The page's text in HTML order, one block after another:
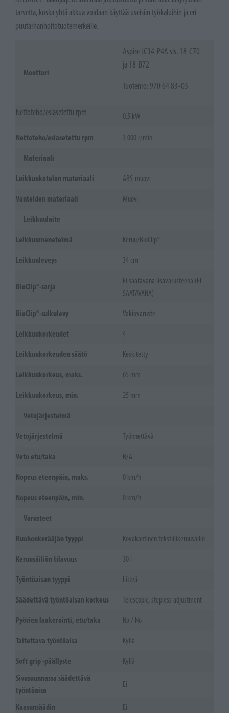
tarvetta, koska yhtä akkua voidaan käyttää useisiin työkaluihin ja eri
puutarhanhoitotuotemerkeille.
Moottori
Aspire LC34-P4A sis. 18-C70
ja 18-B72
Tuotenro: 970 64 83‑03
Nettoteho/esiasetettu rpm 0,5 kW
Nettoteho/esiasetettu rpm 3 000 r/min
Materiaali
Leikkuukotelon materiaali ABS-muovi
Vanteiden materiaali Muovi
Leikkuulaite
Leikkuumenetelmä Keruu/BioClip®
Leikkuuleveys 34 cm
BioClip®-sarja
Ei saatavana lisävarusteena (EI
SAATAVANA)
BioClip®-sulkulevy Vakiovaruste
Leikkuukorkeudet 4
Leikkuukorkeuden säätö Keskitetty
Leikkuukorkeus, maks. 65 mm
Leikkuukorkeus, min. 25 mm
Vetojärjestelmä
Vetojärjestelmä Työnnettävä
Veto etu/taka N/A
Nopeus eteenpäin, maks. 0 km/h
Nopeus eteenpäin, min. 0 km/h
Varusteet
Ruohonkerääjän tyyppi Kovakantinen tekstiilikeruusäiliö
Keruusäiliön tilavuus 30 l
Työntöaisan tyyppi Litteä
Säädettävä työntöaisan korkeus Telescopic, stepless adjustment
Pyörien laakerointi, etu/taka No / No
Taitettava työntöaisa Kyllä
Soft grip -päällyste
Kyllä
Sivusuunnassa säädettävä
työntöaisa
Ei
Kaasunsäädin Ei